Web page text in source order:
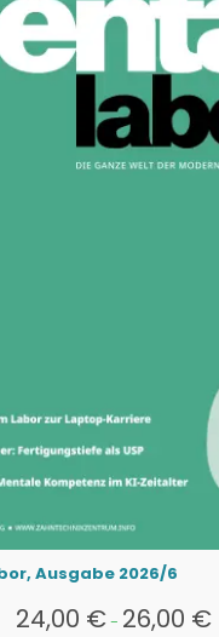
Ausgabe 2026/6
24,00 €- 26,00 €